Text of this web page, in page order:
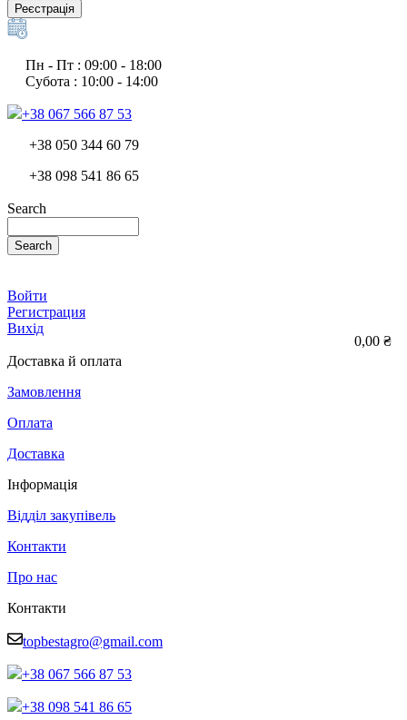
Реєстрація
Пн - Пт : 09:00 - 18:00
Субота : 10:00 - 14:00
+38 067 566 87 53
+38 050 344 60 79
+38 098 541 86 65
Search
Search
0,00 ₴
Войти
Регистрация
Вихід
Доставка й оплата
Замовлення
Оплата
Доставка
Інформація
Відділ закупівель
Контакти
Про нас
Контакти
topbestagro@gmail.com
+38 067 566 87 53
+38 098 541 86 65